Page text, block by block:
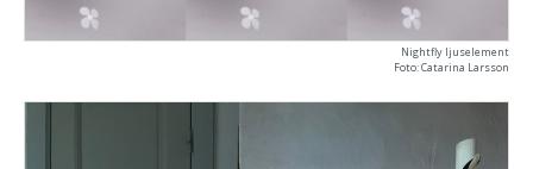
Nightfly ljuselement
Foto: Catarina Larsson